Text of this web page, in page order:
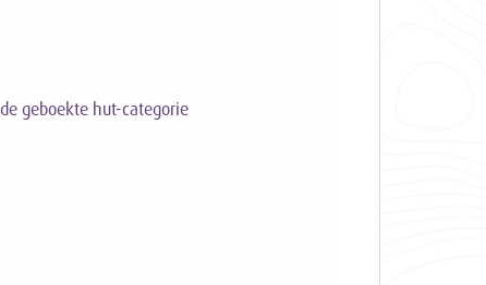
geboekte hut-categorie